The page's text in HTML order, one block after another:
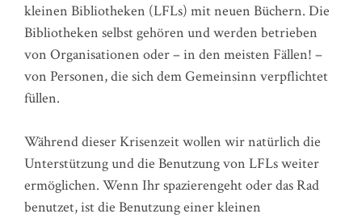
kleinen Bibliotheken (LFLs) mit neuen Büchern. Die
Bibliotheken selbst gehören und werden betrieben
von Organisationen oder – in den meisten Fällen! –
von Personen, die sich dem Gemeinsinn verpflichtet
füllen.
Während dieser Krisenzeit wollen wir natürlich die
Unterstützung und die Benutzung von LFLs weiter
ermöglichen. Wenn Ihr spazierengeht oder das Rad
benutzet, ist die Benutzung einer kleinen